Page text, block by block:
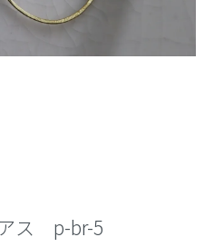
ス p-br-5